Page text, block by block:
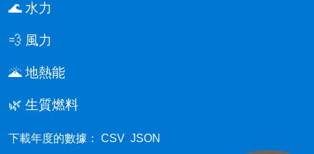
🌊 水力
💨 風力
🌋 地熱能
🌿 生質燃料
下載年度的數據： CSV JSON